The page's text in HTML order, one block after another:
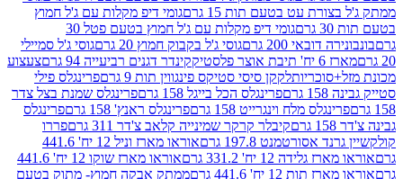
עט בטעם תות 15 גרם
גומי דיפ מקלות עם ג'ל חמוץ
גומי דיפ מקלות עם ג'ל חמוץ בטעם פטל 30
200 גרם
גוסי ג'ל בקבוק חמוץ 20 גרם
גוסי ג'ל סמיילי
פלסטיק
קינדר דגנים רביעייה 94 גרם
צעצוע
לקקן סיסי סטיקס פינגווין תות 9 גרם
פרינגלס פילי
פרינגלס הכל בייגל 158 גרם
פרינגלס שמנת בצל צדר
מלח וינגרייט 158 גרם
פרינגלס ראנץ' 158 גרם
פרינגלס
קיבלר קרקר שמינייה קלאב צ'דר 311 גרם
פררו
197.8 גרם
אוראו מארז וניל 12 יח' 441.6
12 יח' 331.2 גרם
אוראו מארז שוקו 12 יח' 441.6
12 יח' 441.6 גרם
ממתק אבקה חמוץ- מתוק בטעם